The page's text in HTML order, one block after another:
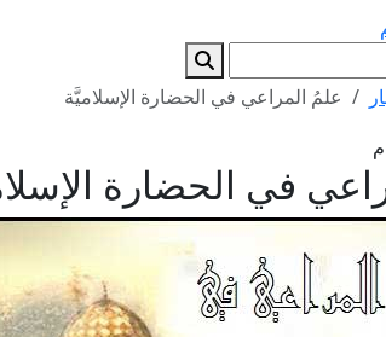
علمُ المراعي في الحضارة الإسلاميَّة
في الحضارة